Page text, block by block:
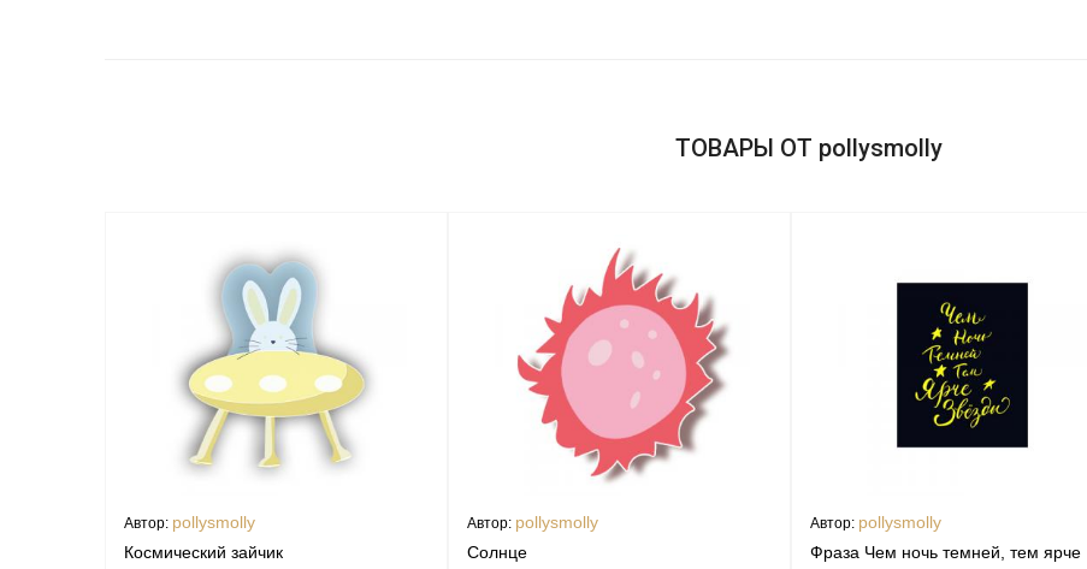
ТОВАРЫ ОТ pollysmolly
Автор: pollysmolly
Космический зайчик
Автор: pollysmolly
Солнце
Автор: pollysmolly
Фраза Чем ночь темней, тем ярче